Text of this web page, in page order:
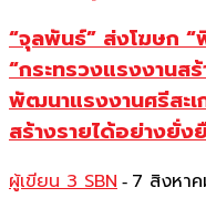
“จุลพันธ์” ส่งโฆษก
“กระทรวงแรงงานส
พัฒนาแรงงานศรีสะ
สร้างรายได้อย่างยั่ง
ผู้เขียน 3 SBN - 7 สิงหา